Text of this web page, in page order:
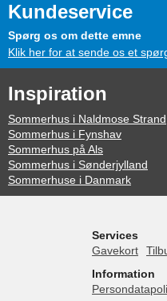
Kundeservice
Spørg os om dette emne
Klik her for at sende os et
Inspiration
Sommerhus i Naldmose Strand
Sommerhus i Fynshav
Sommerhus på Als
Sommerhus i Sønderjylland
Sommerhuse i Danmark
Services
Gavekort
Information